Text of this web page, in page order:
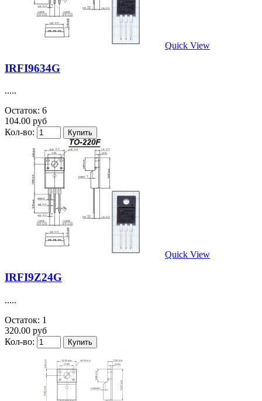
Quick View
IRFI9634G
.....
Остаток: 6
104.00 руб
Кол-во:
Quick View
IRFI9Z24G
.....
Остаток: 1
320.00 руб
Кол-во: